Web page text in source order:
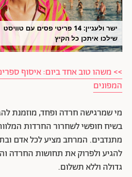
ישר ולעניין: 14 פריטי פסים עם טוויסט
שילכו איתכן כל הקיץ
>> משהו טוב אחד ביום: איסוף
המפונים
מי שמרגישה חרדה ופחד, מוזמנת
בשיח חופשי לשחרור החרדות
להגיע ולפרוק את תחושות החרדה
גדולה וללא תשלום.